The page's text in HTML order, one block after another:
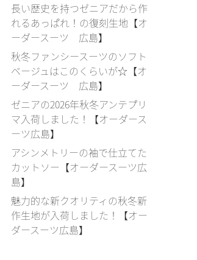
長い歴史を持つゼニアだから作
れるあっぱれ！の復刻生地【オ
ーダースーツ 広島】
秋冬ファンシースーツのソフト
ベージュはこのくらいが☆【オ
ーダースーツ 広島】
ゼニアの2026年秋冬アンテプリ
マ入荷しました！【オーダース
ーツ広島】
アシンメトリーの袖で仕立てた
カットソー【オーダースーツ広
島】
魅力的な新クオリティの秋冬新
作生地が入荷しました！【オー
ダースーツ広島】